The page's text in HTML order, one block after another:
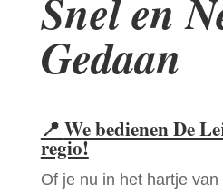
Snel en
Gedaan
📍 We bedienen De
regio!
Of je nu in het hartje